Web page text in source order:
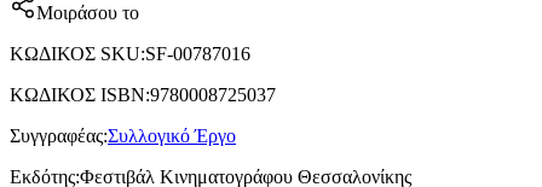
Μοιράσου το
ΚΩΔΙΚΟΣ SKU:SF-00787016
ΚΩΔΙΚΟΣ ISBN:9780008725037
Συγγραφέας:Συλλογικό Έργο
Εκδότης:Φεστιβάλ Κινηματογράφου Θεσσαλονίκης